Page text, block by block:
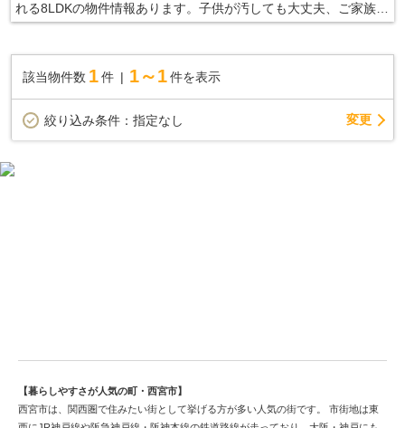
れる8LDKの物件情報あります。子供が汚しても大丈夫、ご家族に
お勧めの中古の戸建て物件で新しい暮らしを。不動産をお探しな
っております。ぜひ当社での不動産探しをご検討ください。
該当物件数 1件 1～1 件を表示
絞り込み条件： 指定なし 変更
【暮らしやすさが人気の町・西宮市】
西宮市は、関西圏で住みたい街として挙げる方が多い人気の街です。 市街地は東